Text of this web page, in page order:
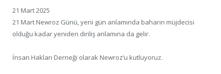
21 Mart 2025
21 Mart Newroz Günü, yeni gün anlamında baharın müjdecisi
olduğu kadar yeniden diriliş anlamına da gelir.
İnsan Hakları Derneği olarak Newroz’u kutluyoruz.